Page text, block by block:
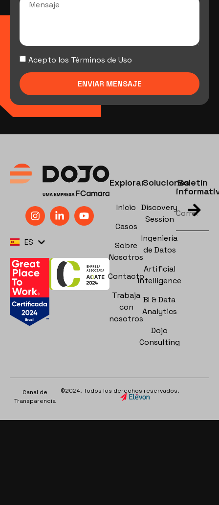
Acepto los Términos de Uso
ENVIAR MENSAJE
ES
EN
Explorar
Inicio
Casos
Sobre
Nosotros
Contacto
Trabaja
con
nosotros
Soluciones
Discovery
Session
Ingeniería
de Datos
Artificial
Intelligence
BI & Data
Analytics
Dojo
Consulting
Boletín
©2024. Todos los derechos reservados.
Canal de
Transparencia